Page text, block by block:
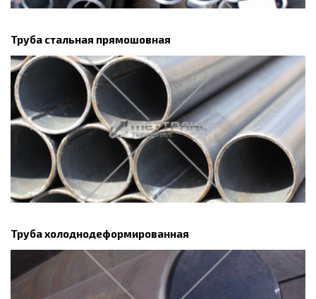
Труба стальная прямошовная
Труба холоднодеформированная